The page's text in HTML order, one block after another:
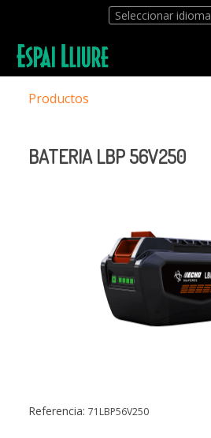
Seleccionar idioma
Productos
BATERIA LBP 56V250
Referencia: 71LBP56V250